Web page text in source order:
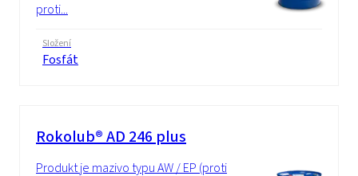
proti...
Složení
Fosfát
Rokolub® AD 246 plus
Produkt je mazivo typu AW / EP (proti